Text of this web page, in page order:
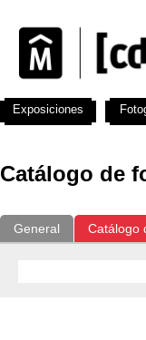
Catálogo de
General Catálogo
Exposiciones